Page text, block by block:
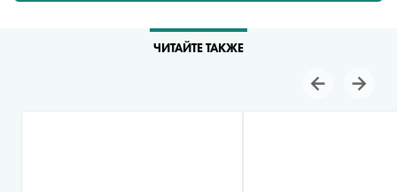
ЧИТАЙТЕ ТАКЖЕ